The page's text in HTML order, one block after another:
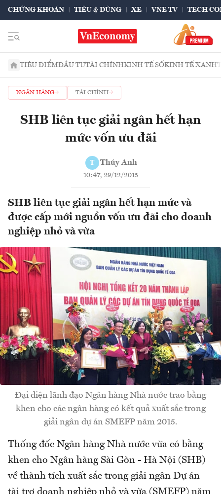
CHỨNG KHOÁN TIÊU & DÙNG XE VNE TV TECH
TIÊU ĐIỂMĐẦU TƯTÀI CHÍNHKINH TẾ SỐKINH TẾ XANH
NGÂN HÀNG TÀI CHÍNH
SHB liên tục giải ngân hết hạn
mức vốn ưu đãi
T Thúy Anh
10:47, 29/12/2015
SHB liên tục giải ngân hết hạn mức và
được cấp mới nguồn vốn ưu đãi cho doanh
nghiệp nhỏ và vừa
Đại diện lãnh đạo Ngân hàng Nhà nước trao bằng
khen cho các ngân hàng có kết quả xuất sắc trong
giải ngân dự án SMEFP năm 2015.
Thống đốc Ngân hàng Nhà nước vừa có bằng
khen cho Ngân hàng Sài Gòn - Hà Nội (SHB)
về thành tích xuất sắc trong giải ngân Dự án
tài trợ doanh nghiệp nhỏ và vừa (SMEFP) năm